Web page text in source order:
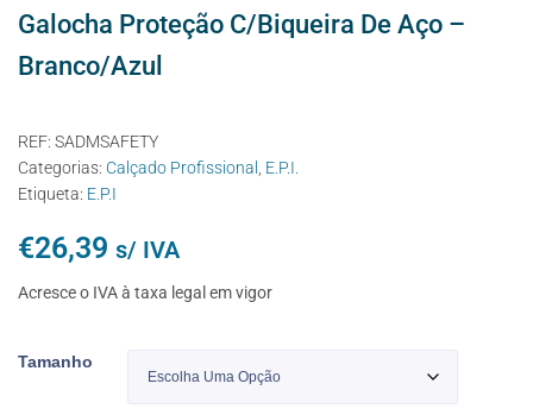
Galocha Proteção C/Biqueira De Aço –
Branco/Azul
REF: SADMSAFETY
Categorias: Calçado Profissional E.P.I.
Etiqueta: E.P.I
€26,39 s/ IVA
Acresce o IVA à taxa legal em vigor
Tamanho